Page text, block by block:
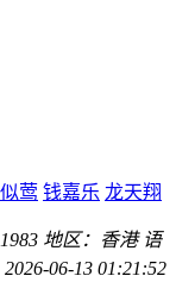
莺 钱嘉乐 龙天翔
1983 地区： 香港 语
2026-06-13 01:21:52